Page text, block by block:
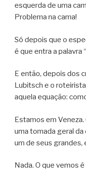
esquerda de uma
Problema na cama!
Só depois que o
é que entra a palavra
E então, depois dos
Lubitsch e o
aquela equação:
Estamos em Veneza.
uma tomada geral da
um de seus grandes,
Nada. O que vemos